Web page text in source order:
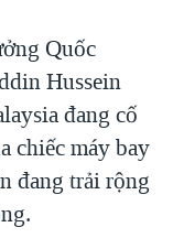
Quốc
Hussein
đang cố
chiếc máy bay
đang trải rộng